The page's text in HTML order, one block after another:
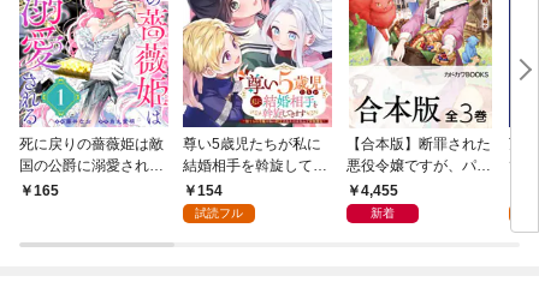
死に戻りの薔薇姫は敵
国の公爵に溺愛される
（単話版）第1話
165
尊い5歳児たちが私に
結婚相手を斡旋してき
ます～捨てられ令嬢の
私に紹介されたのはな
154
試読フル
【合本版】断罪された
悪役令嬢ですが、パン
を焼いたら聖女にジョ
ブチェンジしまし
4,455
新着
万
て
で
に